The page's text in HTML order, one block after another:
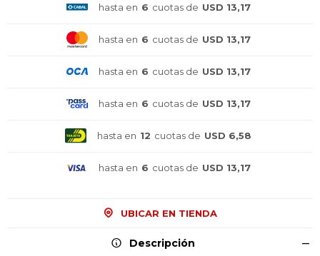
hasta en 6 cuotas de USD 13,17
hasta en 6 cuotas de USD 13,17
hasta en 6 cuotas de USD 13,17
hasta en 6 cuotas de USD 13,17
hasta en 12 cuotas de USD 6,58
hasta en 6 cuotas de USD 13,17
UBICAR EN TIENDA
Descripción
comprar!
Comprá en 3 cuotas sin recargo o hasta en
12 cuotas * ¡Solo con tu cédula!
comprar!
Comprá en 3 cuotas sin recargo o hasta en
12 cuotas * ¡Solo con tu cédula!
comprar!
Comprá en 3 cuotas sin recargo o hasta en
12 cuotas * ¡Solo con tu cédula!